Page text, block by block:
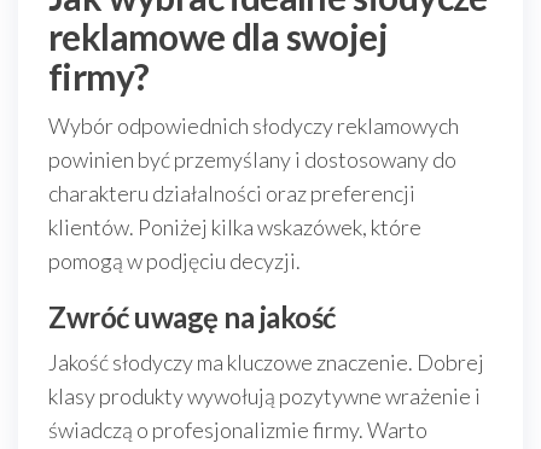
reklamowe dla swojej
firmy?
Wybór odpowiednich słodyczy reklamowych
powinien być przemyślany i dostosowany do
charakteru działalności oraz preferencji
klientów. Poniżej kilka wskazówek, które
pomogą w podjęciu decyzji.
Zwróć uwagę na jakość
Jakość słodyczy ma kluczowe znaczenie. Dobrej
klasy produkty wywołują pozytywne wrażenie i
świadczą o profesjonalizmie firmy. Warto